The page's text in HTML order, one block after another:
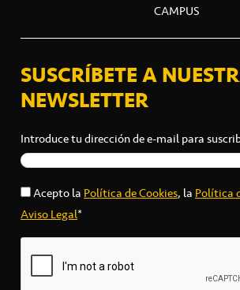
CAMPUS
SUSCRÍBETE A
NEWSLETTER
Introduce tu dirección de e-mail para
Acepto laPolítica de Cookies, laPolítica
Aviso Legal*